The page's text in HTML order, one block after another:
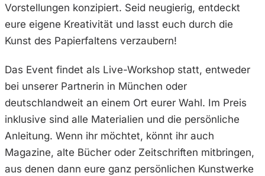
Vorstellungen konzipiert. Seid neugierig​, ​entdeckt
eure eigene Kreativität und lasst euch durch die
Kunst des Papierfaltens verzaubern!
Das Event findet als Live-Workshop statt, entweder
bei unserer Partnerin in München oder
deutschlandweit an einem Ort eurer Wahl. Im Preis
inklusive sind alle Materialien und die persönliche
Anleitung. Wenn ihr möchtet, könnt ihr auch
Magazine, alte Bücher oder Zeitschriften mitbringen,
aus denen dann eure ganz persönlichen Kunstwerke